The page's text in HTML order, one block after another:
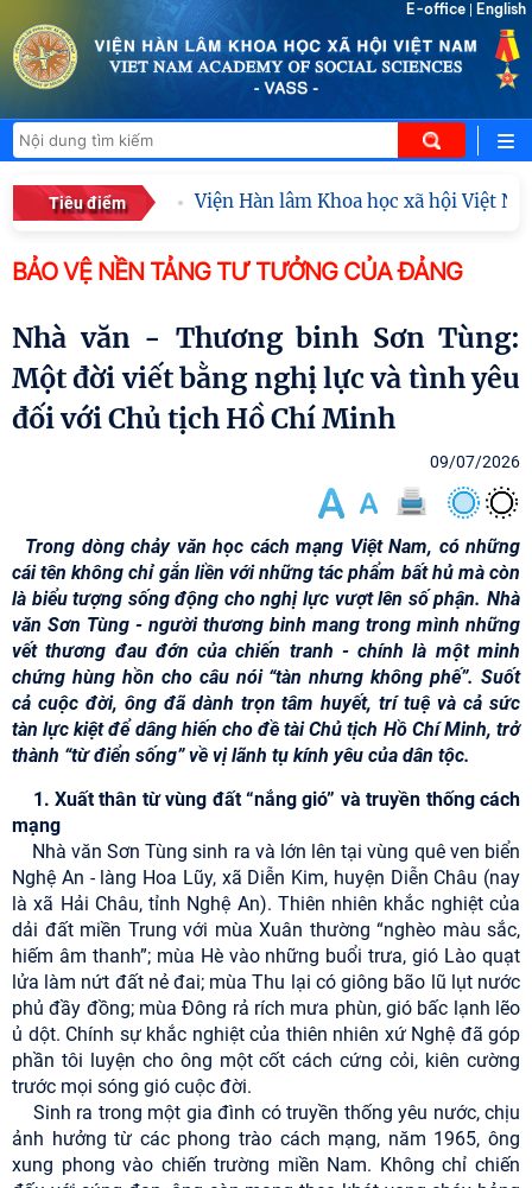
E-office English
Tiêu điểm Viện Hàn lâm Khoa học xã hội Việt
BẢO VỆ NỀN TẢNG TƯ TƯỞNG CỦA ĐẢNG
Nhà văn - Thương binh Sơn Tùng:
Một đời viết bằng nghị lực và tình yêu
đối với Chủ tịch Hồ Chí Minh
09/07/2026
Trong dòng chảy văn học cách mạng Việt Nam, có những
cái tên không chỉ gắn liền với những tác phẩm bất hủ mà còn
là biểu tượng sống động cho nghị lực vượt lên số phận. Nhà
văn Sơn Tùng - người thương binh mang trong mình những
vết thương đau đớn của chiến tranh - chính là một minh
chứng hùng hồn cho câu nói “tàn nhưng không phế”. Suốt
cả cuộc đời, ông đã dành trọn tâm huyết, trí tuệ và cả sức
tàn lực kiệt để dâng hiến cho đề tài Chủ tịch Hồ Chí Minh, trở
thành “từ điển sống” về vị lãnh tụ kính yêu của dân tộc.
1. Xuất thân từ vùng đất “nắng gió” và truyền thống cách
mạng
Nhà văn Sơn Tùng sinh ra và lớn lên tại vùng quê ven biển
Nghệ An - làng Hoa Lũy, xã Diễn Kim, huyện Diễn Châu (nay
là xã Hải Châu, tỉnh Nghệ An). Thiên nhiên khắc nghiệt của
dải đất miền Trung với mùa Xuân thường “nghèo màu sắc,
hiếm âm thanh”; mùa Hè vào những buổi trưa, gió Lào quạt
lửa làm nứt đất nẻ đai; mùa Thu lại có giông bão lũ lụt nước
phủ đầy đồng; mùa Đông rả rích mưa phùn, gió bấc lạnh lẽo
ủ dột. Chính sự khắc nghiệt của thiên nhiên xứ Nghệ đã góp
phần tôi luyện cho ông một cốt cách cứng cỏi, kiên cường
trước mọi sóng gió cuộc đời.
Sinh ra trong một gia đình có truyền thống yêu nước, chịu
ảnh hưởng từ các phong trào cách mạng, năm 1965, ông
xung phong vào chiến trường miền Nam. Không chỉ chiến